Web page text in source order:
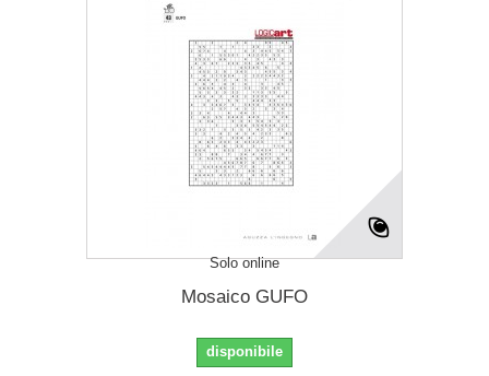
Solo online
Mosaico GUFO
disponibile